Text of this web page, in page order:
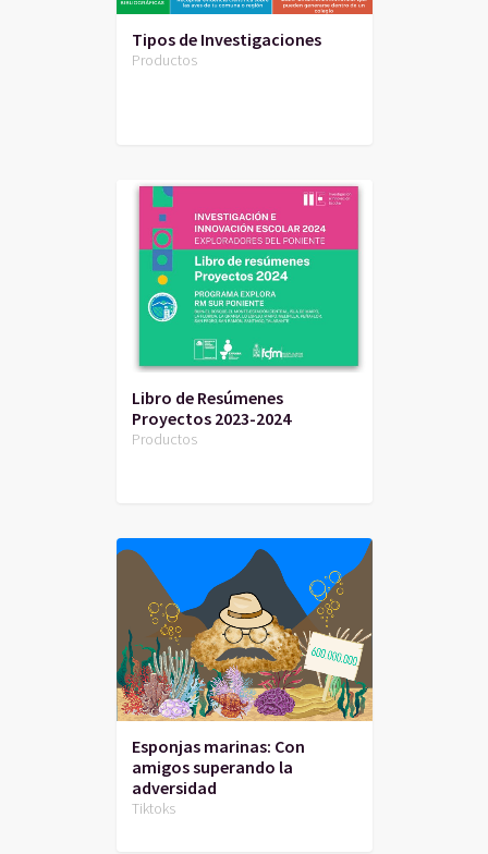
Tipos de Investigaciones
Productos
Libro de Resúmenes
Proyectos 2023-2024
Productos
Esponjas marinas: Con
amigos superando la
adversidad
Tiktoks